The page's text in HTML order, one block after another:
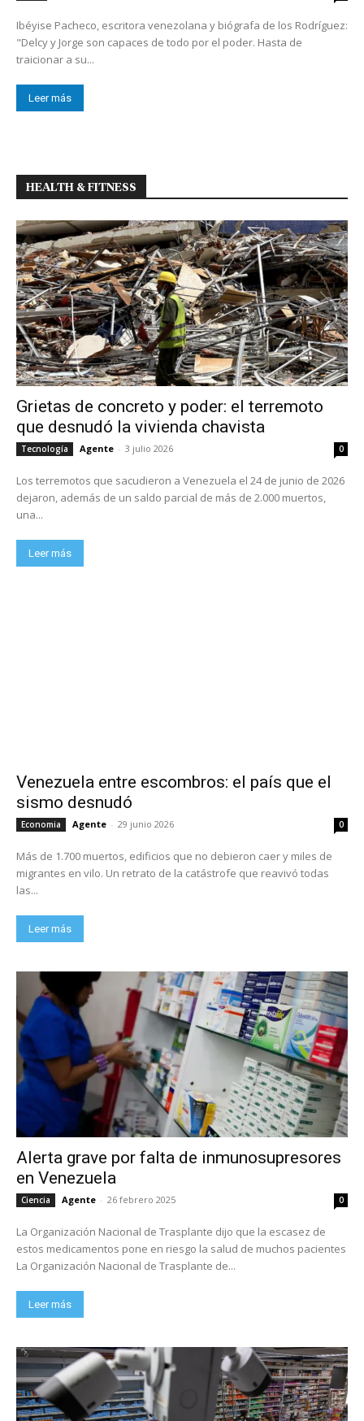
Ibéyise Pacheco, escritora venezolana y biógrafa de los Rodríguez:
"Delcy y Jorge son capaces de todo por el poder. Hasta de
traicionar a su...
Leer más
HEALTH & FITNESS
Grietas de concreto y poder: el terremoto
que desnudó la vivienda chavista
Tecnología Agente - 3 julio 2026 0
Los terremotos que sacudieron a Venezuela el 24 de junio de 2026
dejaron, además de un saldo parcial de más de 2.000 muertos,
una...
Leer más
Venezuela entre escombros: el país que el
sismo desnudó
Economia Agente - 29 junio 2026 0
Más de 1.700 muertos, edificios que no debieron caer y miles de
migrantes en vilo. Un retrato de la catástrofe que reavivó todas
las...
Leer más
Alerta grave por falta de inmunosupresores
en Venezuela
Ciencia Agente - 26 febrero 2025 0
La Organización Nacional de Trasplante dijo que la escasez de
estos medicamentos pone en riesgo la salud de muchos pacientes
La Organización Nacional de Trasplante de...
Leer más